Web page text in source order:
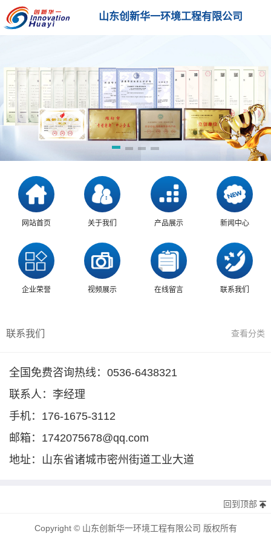
山东创新华一环境工程有限公司
网站首页 关于我们 产品展示 新闻中心
企业荣誉 视频展示 在线留言 联系我们
联系我们 查看分类
全国免费咨询热线：0536-6438321
联系人：李经理
手机：176-1675-3112
邮箱：1742075678@qq.com
地址：山东省诸城市密州街道工业大道
回到顶部
Copyright © 山东创新华一环境工程有限公司 版权所有